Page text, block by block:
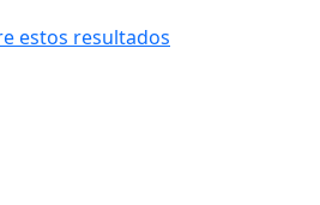
estos resultados